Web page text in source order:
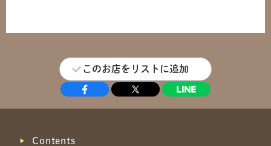
このお店をリストに追加
Contents